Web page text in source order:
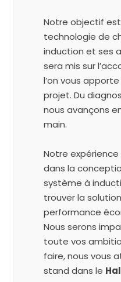
Notre objectif
technologie de
induction et ses
sera mis sur
l’on vous
projet. Du
nous avançons
main.
Notre
dans la
système à
trouver la
performance
Nous serons
toute vos
faire, nous vous
stand dans le